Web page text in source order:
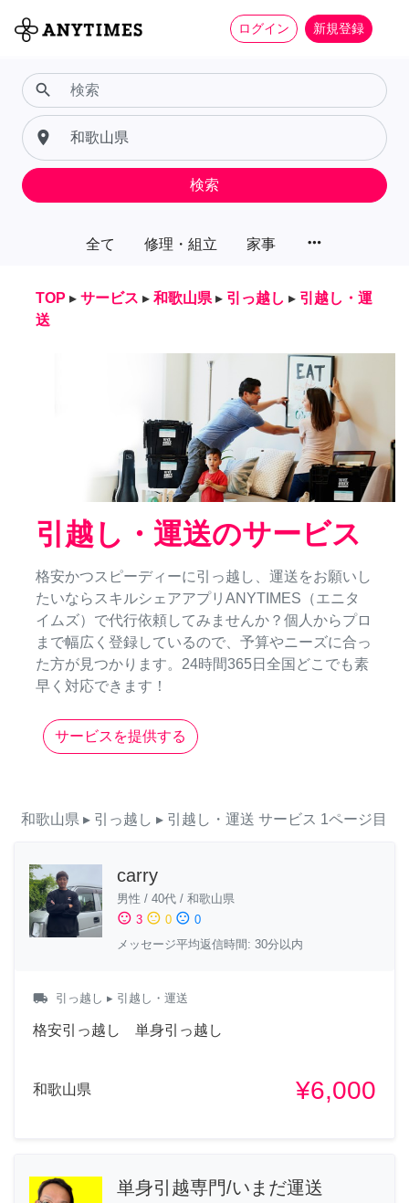
ログイン 新規登録
全て 修理・組立 家事 more_horiz
search
place
検索
TOP ▸ サービス ▸ 和歌山県 ▸ 引っ越し ▸ 引越し・運
送
引越し・運送のサービス
格安かつスピーディーに引っ越し、運送をお願いし
たいならスキルシェアアプリANYTIMES（エニタ
イムズ）で代行依頼してみませんか？個人からプロ
まで幅広く登録しているので、予算やニーズに合っ
た方が見つかります。24時間365日全国どこでも素
早く対応できます！
サービスを提供する
和歌山県 ▸ 引っ越し ▸ 引越し・運送 サービス 1ページ目
carry
男性 / 40代 / 和歌山県
sentiment_satisfied 3 sentiment_neutral 0 sentiment_dissatisfied 0
メッセージ平均返信時間: 30分以内
local_shipping 引っ越し ▸ 引越し・運送
格安引っ越し 単身引っ越し
和歌山県 ¥6,000
単身引越専門/いまだ運送